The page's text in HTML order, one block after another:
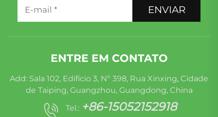
ENVIAR
ENTRE EM CONTATO
Add: Sala 102, Edifício 3, Nº 398, Rua Xinxing, Cidade
de Taiping, Guangzhou, Guangdong, China
Tel.: +86-15052152918